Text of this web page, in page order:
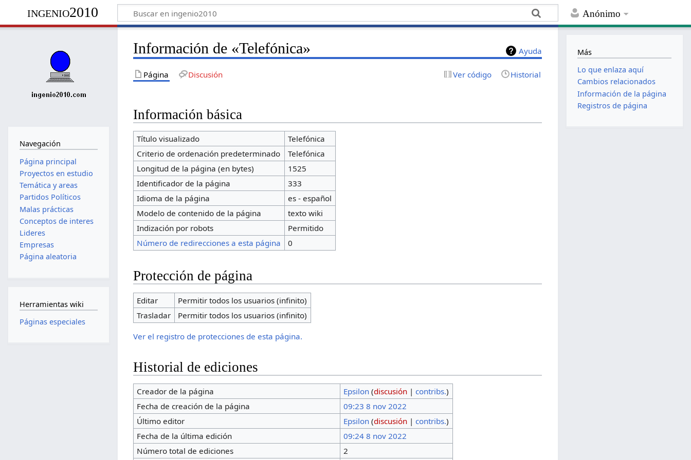
Anónimo
ingenio2010
Ayuda
Información de «Telefónica»
Página Discusión Ver código Historial
Información básica
Título visualizado
Telefónica
Criterio de ordenación predeterminado
Telefónica
Longitud de la página (en bytes)
1525
Identificador de la página
333
Idioma de la página
es - español
Modelo de contenido de la página
texto wiki
Indización por robots
Permitido
Número de redirecciones a esta página
0
Protección de página
Editar
Permitir todos los usuarios (infinito)
Trasladar
Permitir todos los usuarios (infinito)
Ver el registro de protecciones de esta página.
Historial de ediciones
Creador de la página Epsilon (discusión |contribs.)
Fecha de creación de la página
09:23 8 nov 2022
Último editor
Epsilon (discusión |contribs.)
Fecha de la última edición
09:24 8 nov 2022
Número total de ediciones
2
Navegación
Página principal
Proyectos en estudio
Temática y areas
Partidos Políticos
Malas prácticas
Conceptos de interes
Lideres
Empresas
Página aleatoria
Herramientas wiki
Páginas especiales
Más
Lo que enlaza aquí
Cambios relacionados
Información de la página
Registros de página